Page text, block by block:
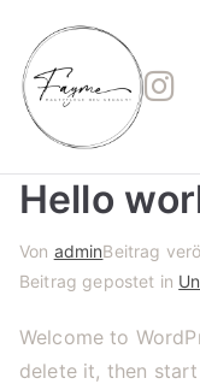
Inhalt
springen
RF
Hello
Von adminBeitrag
Beitrag gepostet in
Welcome to
delete it, then